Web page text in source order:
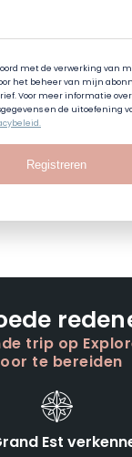
met de verwerking van
het beheer van mijn
Voor meer informatie
en de uitoefening
Registreren
trip op
te bereiden
Est